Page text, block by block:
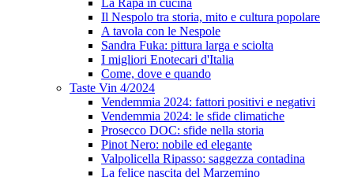
La Rapa in cucina
Il Nespolo tra storia, mito e cultura popolare
A tavola con le Nespole
Sandra Fuka: pittura larga e sciolta
I migliori Enotecari d'Italia
Come, dove e quando
Taste Vin 4/2024
Vendemmia 2024: fattori positivi e negativi
Vendemmia 2024: le sfide climatiche
Prosecco DOC: sfide nella storia
Pinot Nero: nobile ed elegante
Valpolicella Ripasso: saggezza contadina
La felice nascita del Marzemino